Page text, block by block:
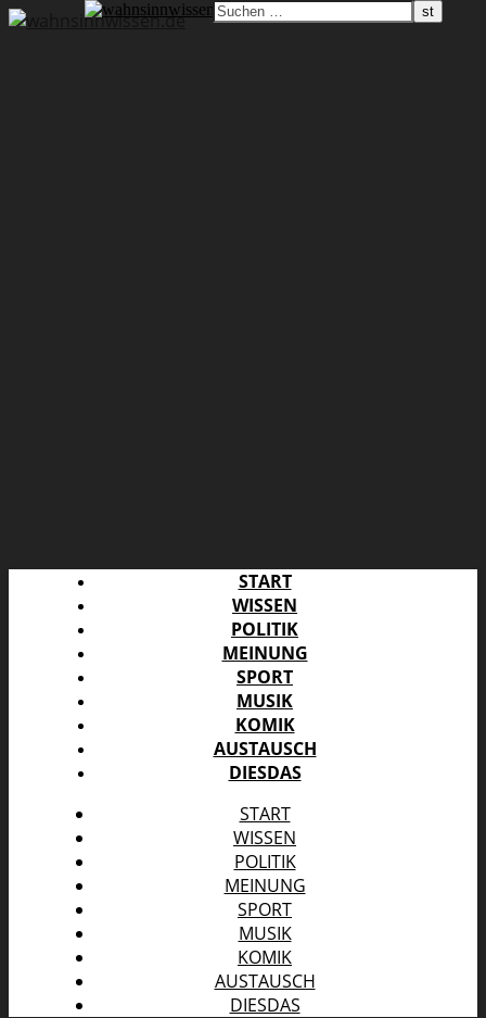
START
WISSEN
POLITIK
MEINUNG
SPORT
MUSIK
KOMIK
AUSTAUSCH
DIESDAS
START
WISSEN
POLITIK
MEINUNG
SPORT
MUSIK
KOMIK
AUSTAUSCH
DIESDAS